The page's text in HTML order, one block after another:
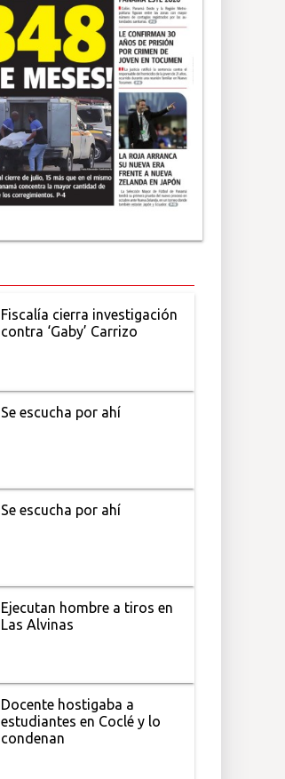
Fiscalía cierra investigación
contra ‘Gaby’ Carrizo
Se escucha por ahí
Se escucha por ahí
Ejecutan hombre a tiros en
Las Alvinas
Docente hostigaba a
estudiantes en Coclé y lo
condenan